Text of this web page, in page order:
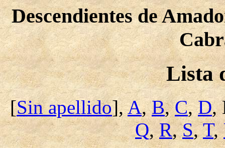
Descendientes de
Lista
[Sin apellido],A,B,C,D,
Q,R,S,T,